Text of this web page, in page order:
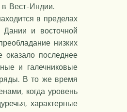
в Вест-Индии.
в пределах
и восточной
низких
последнее
и галечниковые
В то же время
когда уровень
характерные